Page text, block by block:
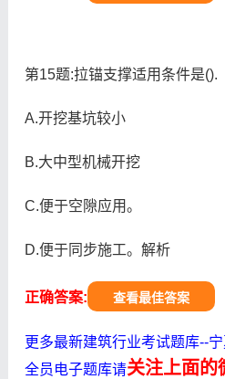
第15题:拉锚支撑适用条件是().
A.开挖基坑较小
B.大中型机械开挖
C.便于空隙应用。
D.便于同步施工。解析
正确答案: 查看最佳答案
更多最新建筑行业考试题库--
全员电子题库请关注上面的